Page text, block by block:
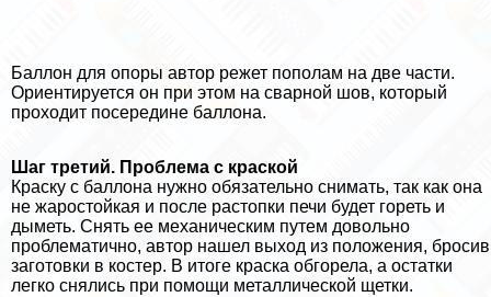
Баллон для опоры автор режет пополам на две части.
Ориентируется он при этом на сварной шов, который
проходит посередине баллона.
Шаг третий. Проблема с краской
Краску с баллона нужно обязательно снимать, так как она
не жаростойкая и после растопки печи будет гореть и
дыметь. Снять ее механическим путем довольно
проблематично, автор нашел выход из положения, бросив
заготовки в костер. В итоге краска обгорела, а остатки
легко снялись при помощи металлической щетки.